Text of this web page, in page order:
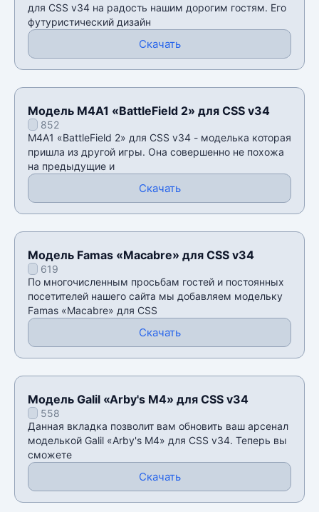
для CSS v34 на радость нашим дорогим гостям. Его
футуристический дизайн
Скачать
Модель M4A1 «BattleField 2» для CSS v34
852
M4A1 «BattleField 2» для CSS v34 - моделька которая
пришла из другой игры. Она совершенно не похожа
на предыдущие и
Скачать
Модель Famas «Macabre» для CSS v34
619
По многочисленным просьбам гостей и постоянных
посетителей нашего сайта мы добавляем модельку
Famas «Macabre» для CSS
Скачать
Модель Galil «Arby's M4» для CSS v34
558
Данная вкладка позволит вам обновить ваш арсенал
моделькой Galil «Arby's M4» для CSS v34. Теперь вы
сможете
Скачать